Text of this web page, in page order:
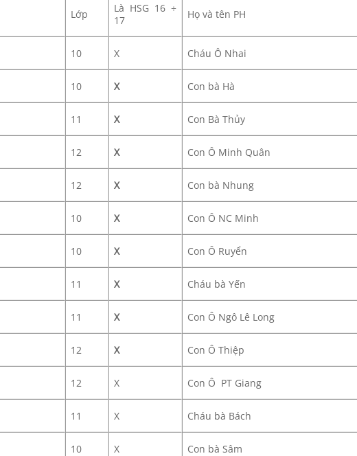
Lớp
Là HSG 16 ÷
17
Họ và tên PH
10 X Cháu Ô Nhai
10 X Con bà Hà
11 X Con Bà Thủy
12 X Con Ô Minh Quân
12 X Con bà Nhung
10 X Con Ô NC Minh
10 X Con Ô Ruyển
11 X Cháu bà Yến
11 X Con Ô Ngô Lê Long
12 X Con Ô Thiệp
12 X Con Ô PT Giang
11 X Cháu bà Bách
10 X Con bà Sâm